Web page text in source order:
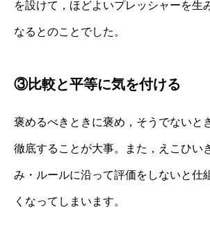
を設けて，ほどよいプレッシャーを生
なるとのことでした。
③比較と平等に気を付ける
褒めるべきときに褒め，そうでないと
徹底することが大事。また，えこひい
み・ルールに沿って評価をしないと仕
くなってしまいます。